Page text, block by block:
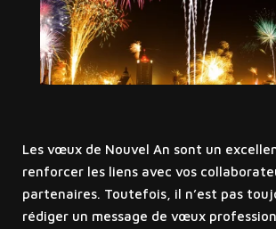
Les vœux de Nouvel An sont un
renforcer les liens avec vos
partenaires. Toutefois, il n’est pas
rédiger un message de vœux